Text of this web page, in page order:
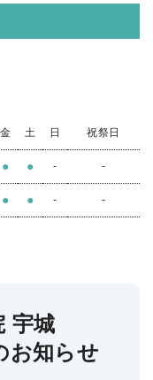
金 土 日 祝祭日
● ● - -
● ● - -
宇城
お知らせ